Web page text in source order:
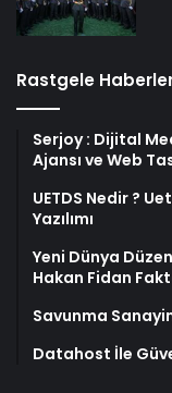
Rastgele
Serjoy : Dijital
Ajansı ve Web
UETDS Nedir ?
Yazılımı
Yeni Dünya
Hakan Fidan
Savunma
Datahost İle